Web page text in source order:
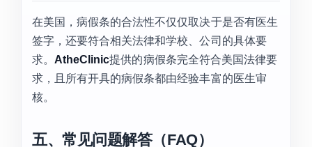
在美国，病假条的合法性不仅仅取决于是否有医生
签字，还要符合相关法律和学校、公司的具体要
求。AtheClinic提供的病假条完全符合美国法律要
求，且所有开具的病假条都由经验丰富的医生审
核。
五、常见问题解答（FAQ）